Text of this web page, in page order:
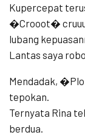
Kupercepat
�Crooot�
lubang
Lantas saya
Mendadak,
tepokan.
Ternyata Rina
berdua.